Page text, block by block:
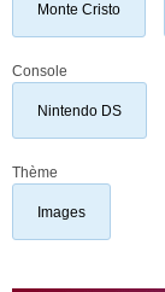
Monte Cristo
Console
Nintendo DS
Thème
Images